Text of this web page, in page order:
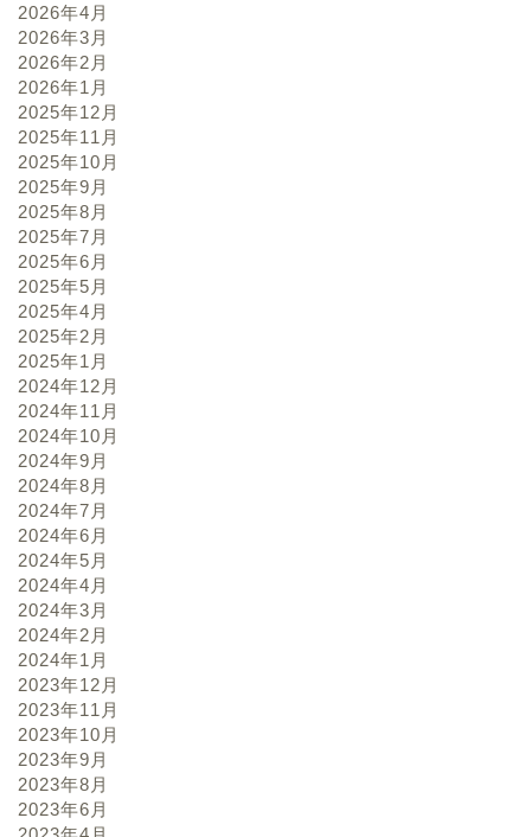
2026年4月
2026年3月
2026年2月
2026年1月
2025年12月
2025年11月
2025年10月
2025年9月
2025年8月
2025年7月
2025年6月
2025年5月
2025年4月
2025年2月
2025年1月
2024年12月
2024年11月
2024年10月
2024年9月
2024年8月
2024年7月
2024年6月
2024年5月
2024年4月
2024年3月
2024年2月
2024年1月
2023年12月
2023年11月
2023年10月
2023年9月
2023年8月
2023年6月